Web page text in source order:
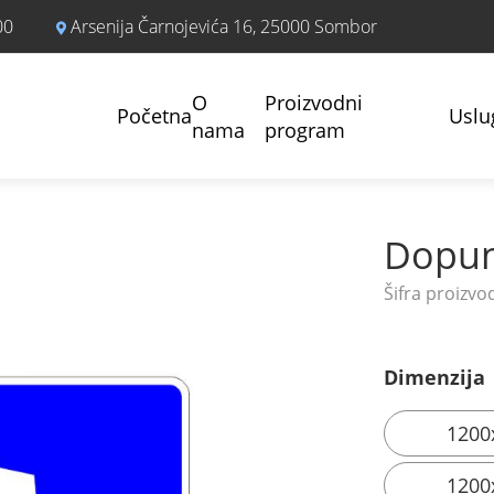
Arsenija Čarnojevića 16, 25000 Sombor
Početna
O
nama
Proizvodni
program
Dimenzija